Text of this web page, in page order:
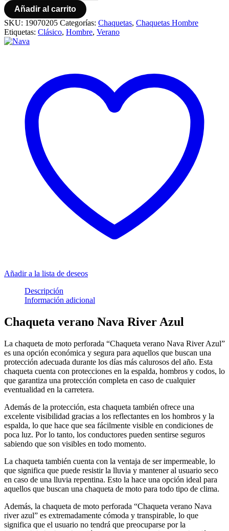
Añadir al carrito
SKU: 19070205 Categorías: Chaquetas, Chaquetas Hombre
Etiquetas: Clásico, Hombre, Verano
Añadir a la lista de deseos
Descripción
Información adicional
Chaqueta verano Nava River Azul
La chaqueta de moto perforada “Chaqueta verano Nava River Azul”
es una opción económica y segura para aquellos que buscan una
protección adecuada durante los días más calurosos del año. Esta
chaqueta cuenta con protecciones en la espalda, hombros y codos, lo
que garantiza una protección completa en caso de cualquier
eventualidad en la carretera.
Además de la protección, esta chaqueta también ofrece una
excelente visibilidad gracias a los reflectantes en los hombros y la
espalda, lo que hace que sea fácilmente visible en condiciones de
poca luz. Por lo tanto, los conductores pueden sentirse seguros
sabiendo que son visibles en todo momento.
La chaqueta también cuenta con la ventaja de ser impermeable, lo
que significa que puede resistir la lluvia y mantener al usuario seco
en caso de una lluvia repentina. Esto la hace una opción ideal para
aquellos que buscan una chaqueta de moto para todo tipo de clima.
Además, la chaqueta de moto perforada “Chaqueta verano Nava
river azul” es extremadamente cómoda y transpirable, lo que
significa que el usuario no tendrá que preocuparse por la